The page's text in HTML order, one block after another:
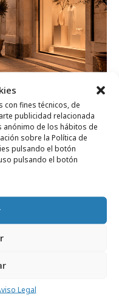
fines técnicos, de
publicidad relacionada
anónimo de los hábitos de
sobre la Política de
pulsando el botón
pulsando el botón
Legal
cuando otras